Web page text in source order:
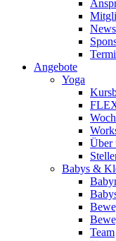
Angebote
Yoga
Über
Babys &
Team